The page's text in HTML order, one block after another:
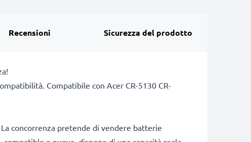
Recensioni Sicurezza del prodotto
Compatibile con Acer CR-5130 CR-
concorrenza pretende di vendere batterie